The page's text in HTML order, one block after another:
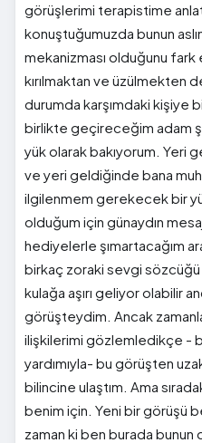
görüşlerimi terapistime
konuştuğumuzda bunun
mekanizması olduğunu
kırılmaktan ve üzülmekten
durumda karşımdaki kişiye
birlikte geçireceğim adam
yük olarak bakıyorum. Yeri
ve yeri geldiğinde bana
ilgilenmem gerekecek bir
olduğum için günaydın
hediyelerle şımartacağım
birkaç zoraki sevgi
kulağa aşırı geliyor olabilir
görüşteydim. Ancak
ilişkilerimi gözlemledikçe -
yardımıyla- bu görüşten
bilincine ulaştım. Ama
benim için. Yeni bir görüşü
zaman ki ben burada